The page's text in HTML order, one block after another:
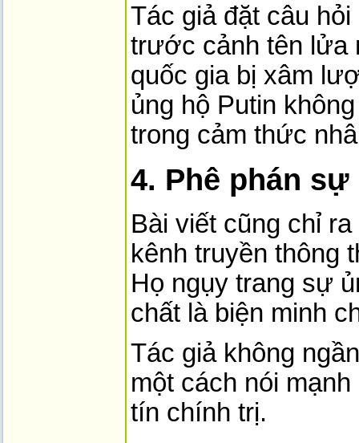
Tác giả đặt câu
trước cảnh tên lửa
quốc gia bị xâm
ủng hộ Putin
trong cảm thức
4. Phê phán
Bài viết cũng chỉ
kênh truyền thông
Họ ngụy trang sự
chất là biện minh
Tác giả không
một cách nói
tín chính trị.